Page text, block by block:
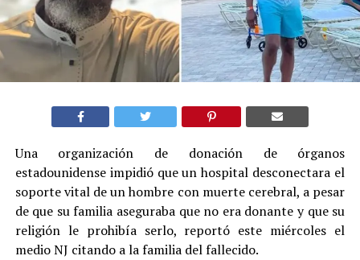
Una organización de donación de órganos
estadounidense impidió que un hospital desconectara el
soporte vital de un hombre con muerte cerebral, a pesar
de que su familia aseguraba que no era donante y que su
religión le prohibía serlo, reportó este miércoles el
medio NJ citando a la familia del fallecido.